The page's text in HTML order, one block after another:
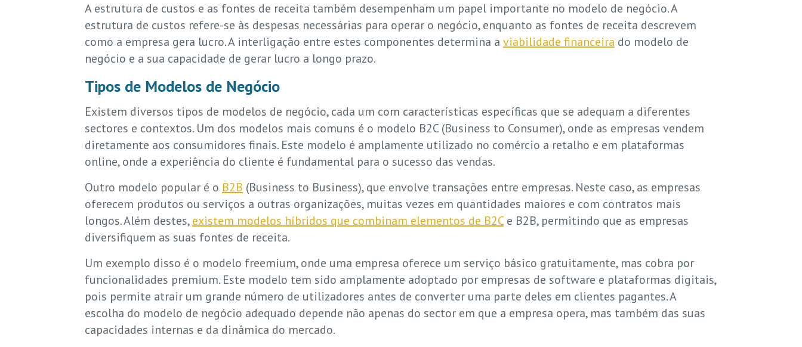
A estrutura de custos e as fontes de receita também desempenham um papel importante no modelo de negócio. A
estrutura de custos refere-se às despesas necessárias para operar o negócio, enquanto as fontes de receita descrevem
como a empresa gera lucro. A interligação entre estes componentes determina a viabilidade financeira do modelo de
negócio e a sua capacidade de gerar lucro a longo prazo.
Tipos de Modelos de Negócio
Existem diversos tipos de modelos de negócio, cada um com características específicas que se adequam a diferentes
sectores e contextos. Um dos modelos mais comuns é o modelo B2C (Business to Consumer), onde as empresas vendem
diretamente aos consumidores finais. Este modelo é amplamente utilizado no comércio a retalho e em plataformas
online, onde a experiência do cliente é fundamental para o sucesso das vendas.
Outro modelo popular é o B2B (Business to Business), que envolve transações entre empresas. Neste caso, as empresas
oferecem produtos ou serviços a outras organizações, muitas vezes em quantidades maiores e com contratos mais
longos. Além destes,existem modelos híbridos que combinam elementos de B2Ce B2B, permitindo que as empresas
diversifiquem as suas fontes de receita.
Um exemplo disso é o modelo freemium, onde uma empresa oferece um serviço básico gratuitamente, mas cobra por
funcionalidades premium. Este modelo tem sido amplamente adoptado por empresas de software e plataformas digitais,
pois permite atrair um grande número de utilizadores antes de converter uma parte deles em clientes pagantes. A
escolha do modelo de negócio adequado depende não apenas do sector em que a empresa opera, mas também das suas
capacidades internas e da dinâmica do mercado.